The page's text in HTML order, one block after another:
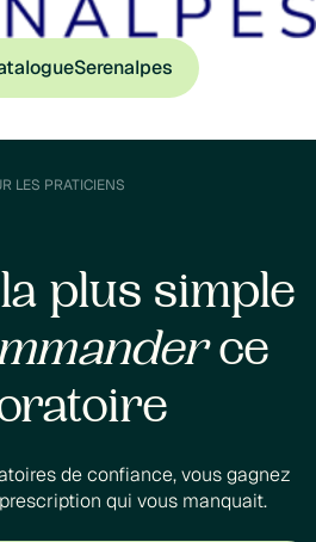
Serenalpes
LES PRATICIENS
plus simple
ce
de confiance, vous gagnez
qui vous manquait.